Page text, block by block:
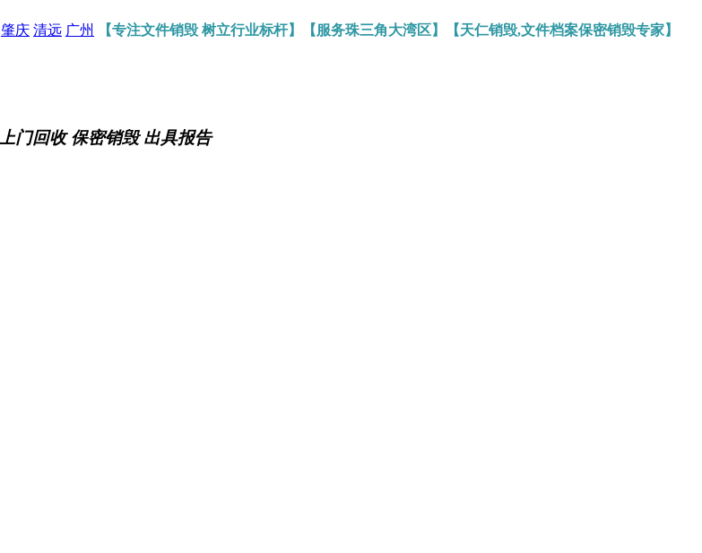
肇庆 清远 广州 【专注文件销毁 树立行业标杆】【服务珠三角大湾区】【天仁销毁,文件档案保密销毁专家】
上门回收 保密销毁 出具报告